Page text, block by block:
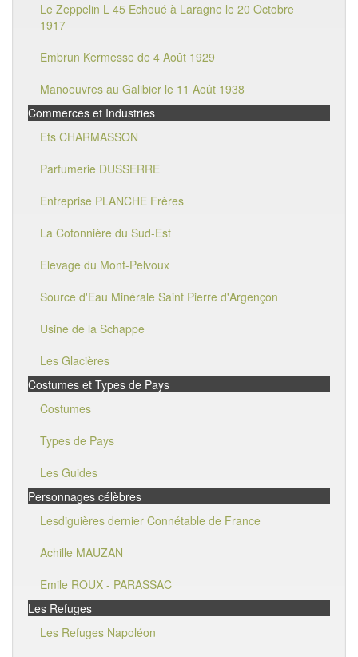
Le Zeppelin L 45 Echoué à Laragne le 20 Octobre
1917
Embrun Kermesse de 4 Août 1929
Manoeuvres au Galibier le 11 Août 1938
Commerces et Industries
Ets CHARMASSON
Parfumerie DUSSERRE
Entreprise PLANCHE Frères
La Cotonnière du Sud-Est
Elevage du Mont-Pelvoux
Source d'Eau Minérale Saint Pierre d'Argençon
Usine de la Schappe
Les Glacières
Costumes et Types de Pays
Costumes
Types de Pays
Les Guides
Personnages célèbres
Lesdiguières dernier Connétable de France
Achille MAUZAN
Emile ROUX - PARASSAC
Les Refuges
Les Refuges Napoléon